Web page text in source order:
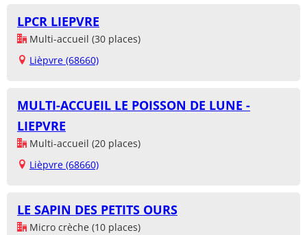
LPCR LIEPVRE
Multi-accueil (30 places)
Lièpvre (68660)
MULTI-ACCUEIL LE POISSON DE LUNE -
LIEPVRE
Multi-accueil (20 places)
Lièpvre (68660)
LE SAPIN DES PETITS OURS
Micro crèche (10 places)